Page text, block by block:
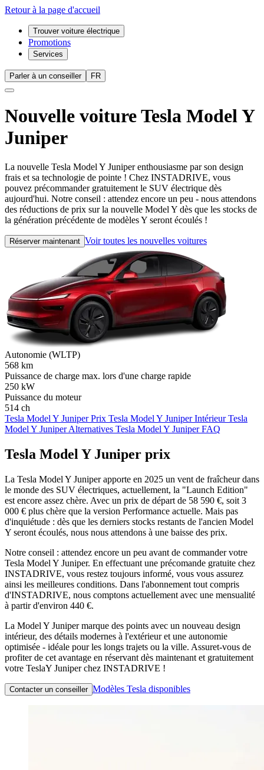
Retour à la page d'accueil
Trouver voiture électrique
Promotions
Services
Parler à un conseiller FR
Nouvelle voitureTesla Model Y
Juniper
La nouvelle Tesla Model Y Juniper enthousiasme par son design
frais et sa technologie de pointe ! Chez INSTADRIVE, vous
pouvez précommander gratuitement le SUV électrique dès
aujourd'hui. Notre conseil : attendez encore un peu - nous attendons
des réductions de prix sur la nouvelle Model Y dès que les stocks de
la génération précédente de modèles Y seront écoulés !
Réserver maintenant Voir toutes les nouvelles voitures
Autonomie (WLTP)
568 km
Puissance de charge max. lors d'une charge rapide
250 kW
Puissance du moteur
514 ch
Tesla Model Y Juniper Prix Tesla Model Y Juniper IntérieurTesla
Model Y Juniper Alternatives Tesla Model Y Juniper FAQ
Tesla Model Y Juniper prix
La Tesla Model Y Juniper apporte en 2025 un vent de fraîcheur dans
le monde des SUV électriques, actuellement, la "Launch Edition"
est encore assez chère. Avec un prix de départ de 58 590 €, soit 3
000 € plus chère que la version Performance actuelle. Mais pas
d'inquiétude : dès que les derniers stocks restants de l'ancien Model
Y seront écoulés, nous nous attendons à une baisse des prix.
Notre conseil : attendez encore un peu avant de commander votre
Tesla Model Y Juniper. En effectuant une précomande gratuite chez
INSTADRIVE, vous restez toujours informé, vous vous assurez
ainsi les meilleures conditions. Dans l'abonnement tout compris
d'INSTADRIVE, nous comptons actuellement avec une mensualité
à partir d'environ 440 €.
La Model Y Juniper marque des points avec un nouveau design
intérieur, des détails modernes à l'extérieur et une autonomie
optimisée - idéale pour les longs trajets ou la ville. Assuret-vous de
profiter de cet avantage en réservant dès maintenant et gratuitement
votre TeslaY Juniper chez INSTADRIVE !
Contacter un conseiller Modèles Tesla disponibles